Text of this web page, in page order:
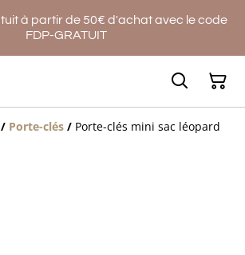
à partir de 50€ d'achat avec le code
FDP-GRATUIT
/ Porte-clés / Porte-clés mini sac léopard